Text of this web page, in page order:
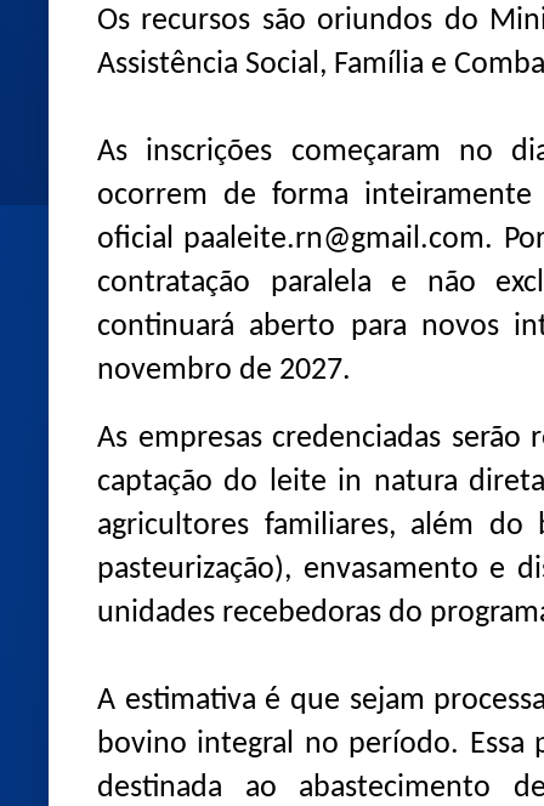
Os recursos são oriundos do
Assistência Social, Família e
As inscrições começaram no
ocorrem de forma
oficial paaleite.rn@gmail.com.
contratação paralela e não
continuará aberto para novos
novembro de 2027.
As empresas credenciadas serão
captação do leite in natura
agricultores familiares, além do
pasteurização), envasamento e
unidades recebedoras do
A estimativa é que sejam
bovino integral no período. Essa
destinada ao abastecimento